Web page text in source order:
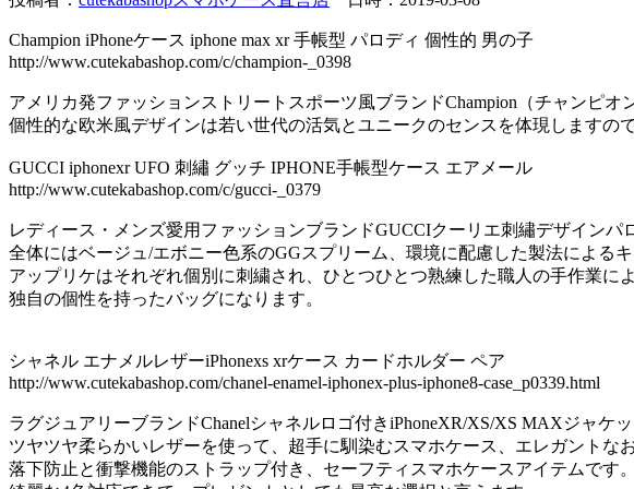
Champion iPhoneケース iphone max xr 手帳型 パロディ 個性的 男の子
http://www.cutekabashop.com/c/champion-_0398
アメリカ発ファッションストリートスポーツ風ブランドChampion（チャンピ
個性的な欧米風デザインは若い世代の活気とユニークのセンスを体現しますの
GUCCI iphonexr UFO 刺繡 グッチ IPHONE手帳型ケース エアメール
http://www.cutekabashop.com/c/gucci-_0379
レディース・メンズ愛用ファッションブランドGUCCIクーリエ刺繡デザインパ
全体にはベージュ/エボニー色系のGGスプリーム、環境に配慮した製法による
アップリケはそれぞれ個別に刺繍され、ひとつひとつ熟練した職人の手作業
独自の個性を持ったバッグになります。
シャネル エナメルレザーiPhonexs xrケース カードホルダー ペア
http://www.cutekabashop.com/chanel-enamel-iphonex-plus-iphone8-case_p0339.html
ラグジュアリーブランドChanelシャネルロゴ付きiPhoneXR/XS/XS MAXジャケッ
ツヤツヤ柔らかいレザーを使って、超手に馴染むスマホケース、エレガントなお
落下防止と衝撃機能のストラップ付き、セーフティスマホケースアイテムです。